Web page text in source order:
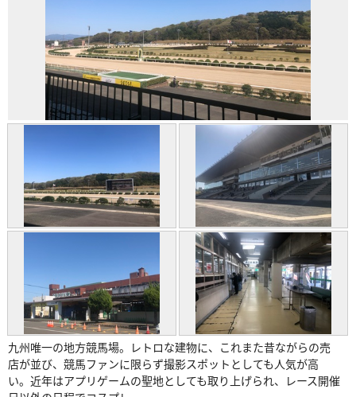
九州唯一の地方競馬場。レトロな建物に、これまた昔ながらの売
店が並び、競馬ファンに限らず撮影スポットとしても人気が高
い。近年はアプリゲームの聖地としても取り上げられ、レース開催